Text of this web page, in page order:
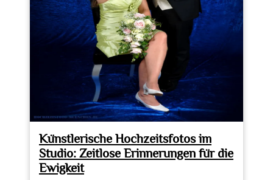
Künstlerische Hochzeitsfotos im
Studio: Zeitlose Erinnerungen für die
Ewigkeit